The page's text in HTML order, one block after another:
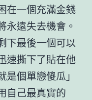
在一個充滿金錢
永遠失去機會。
下最後一個可以
速撕下了貼在他
個單戀傻瓜」
自己最真實的